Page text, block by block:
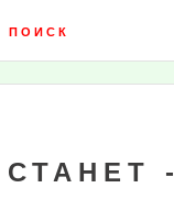
ПОИСК
-